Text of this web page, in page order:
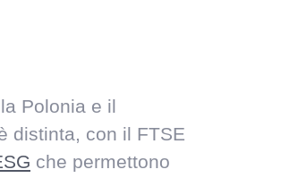
Polonia e il
distinta, con il FTSE
che permettono